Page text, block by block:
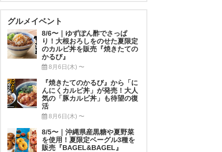
グルメイベント
8/6〜｜ゆずぽん酢でさっぱ
り！大根おろしをのせた夏限定
のカルビ丼を販売『焼きたての
かるび』
8月6日(木) 〜
『焼きたてのかるび』から「に
んにくカルビ丼」が発売！大人
気の「豚カルビ丼」も待望の復
活
8月6日(木) 〜
8/5〜｜沖縄県産黒糖や夏野菜
を使用！夏限定ベーグル3種を
販売『BAGEL&BAGEL』